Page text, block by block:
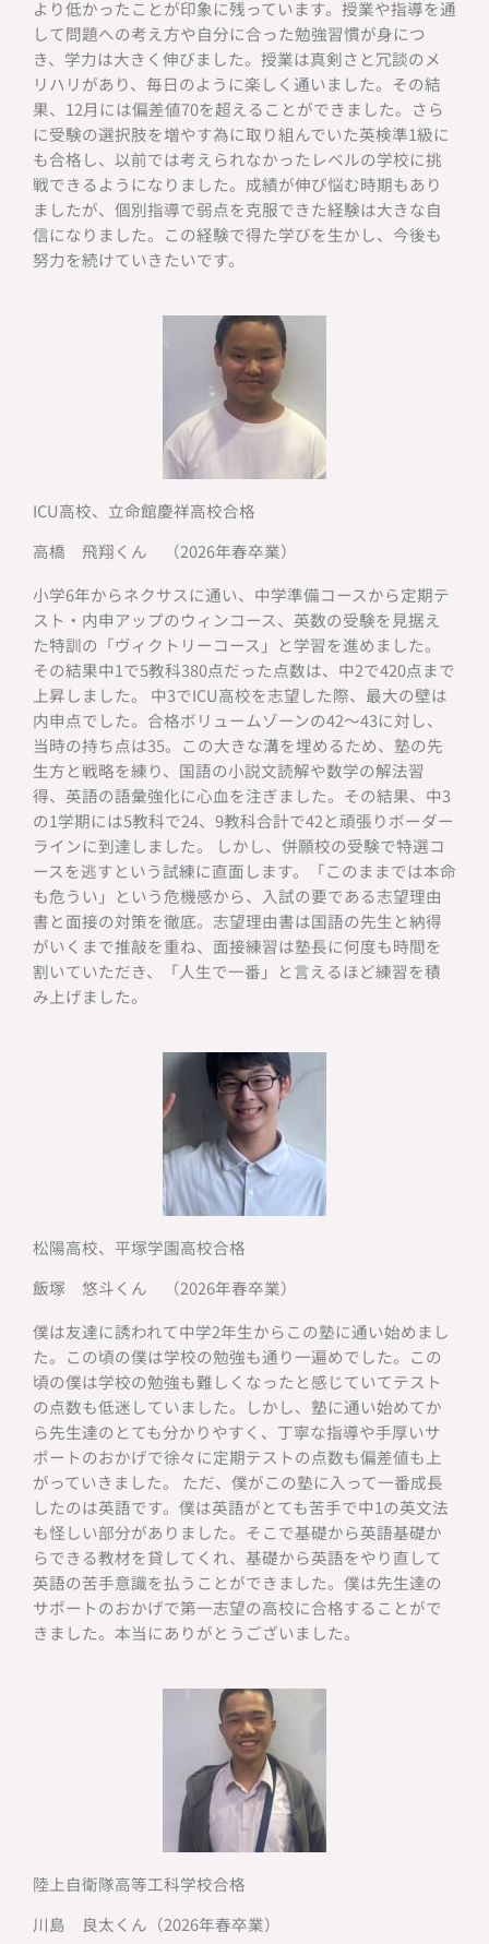
より低かったことが印象に残っています。授業や指導を通
して問題への考え方や自分に合った勉強習慣が身につ
き、学力は大きく伸びました。授業は真剣さと冗談のメ
リハリがあり、毎日のように楽しく通いました。その結
果、12月には偏差値70を超えることができました。さら
に受験の選択肢を増やす為に取り組んでいた英検準1級に
も合格し、以前では考えられなかったレベルの学校に挑
戦できるようになりました。成績が伸び悩む時期もあり
ましたが、個別指導で弱点を克服できた経験は大きな自
信になりました。この経験で得た学びを生かし、今後も
努力を続けていきたいです。
ICU高校、立命館慶祥高校合格
高橋 飛翔くん （2026年春卒業）
小学6年からネクサスに通い、中学準備コースから定期テ
スト・内申アップのウィンコース、英数の受験を見据え
た特訓の「ヴィクトリーコース」と学習を進めました。
その結果中1で5教科380点だった点数は、中2で420点まで
上昇しました。 中3でICU高校を志望した際、最大の壁は
内申点でした。合格ボリュームゾーンの42〜43に対し、
当時の持ち点は35。この大きな溝を埋めるため、塾の先
生方と戦略を練り、国語の小説文読解や数学の解法習
得、英語の語彙強化に心血を注ぎました。その結果、中3
の1学期には5教科で24、9教科合計で42と頑張りボーダー
ラインに到達しました。 しかし、併願校の受験で特選コ
ースを逃すという試練に直面します。「このままでは本命
も危うい」という危機感から、入試の要である志望理由
書と面接の対策を徹底。志望理由書は国語の先生と納得
がいくまで推敲を重ね、面接練習は塾長に何度も時間を
割いていただき、「人生で一番」と言えるほど練習を積
み上げました。
松陽高校、平塚学園高校合格
飯塚 悠斗くん （2026年春卒業）
僕は友達に誘われて中学2年生からこの塾に通い始めまし
た。この頃の僕は学校の勉強も通り一遍めでした。この
頃の僕は学校の勉強も難しくなったと感じていてテスト
の点数も低迷していました。しかし、塾に通い始めてか
ら先生達のとても分かりやすく、丁寧な指導や手厚いサ
ポートのおかげで徐々に定期テストの点数も偏差値も上
がっていきました。 ただ、僕がこの塾に入って一番成長
したのは英語です。僕は英語がとても苦手で中1の英文法
も怪しい部分がありました。そこで基礎から英語基礎か
らできる教材を貸してくれ、基礎から英語をやり直して
英語の苦手意識を払うことができました。僕は先生達の
サポートのおかげで第一志望の高校に合格することがで
きました。本当にありがとうございました。
陸上自衛隊高等工科学校合格
川島 良太くん（2026年春卒業）